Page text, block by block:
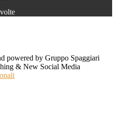
volte
powered by Gruppo Spaggiari
& New Social Media